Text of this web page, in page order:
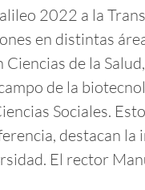
2022 a la
en distintas
de la
de la
Sociales.
destacan la
El rector